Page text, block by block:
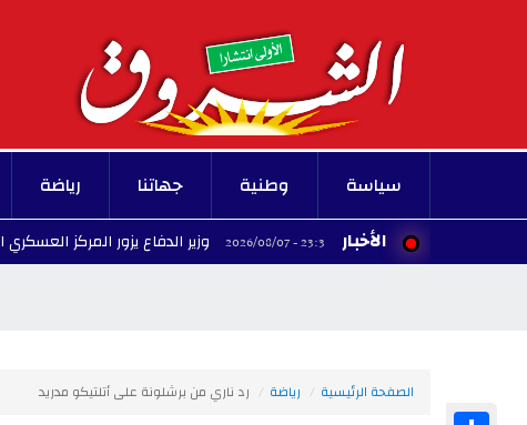
سياسة وطنية جهاتنا رياضة
الأخبار23:34 - 2026/08/07 وزير الدفاع يزور المركز العسكري السينوتقني
الصفحة الرئيسية رياضة رد ناري من برشلونة على أتلتيكو مدريد